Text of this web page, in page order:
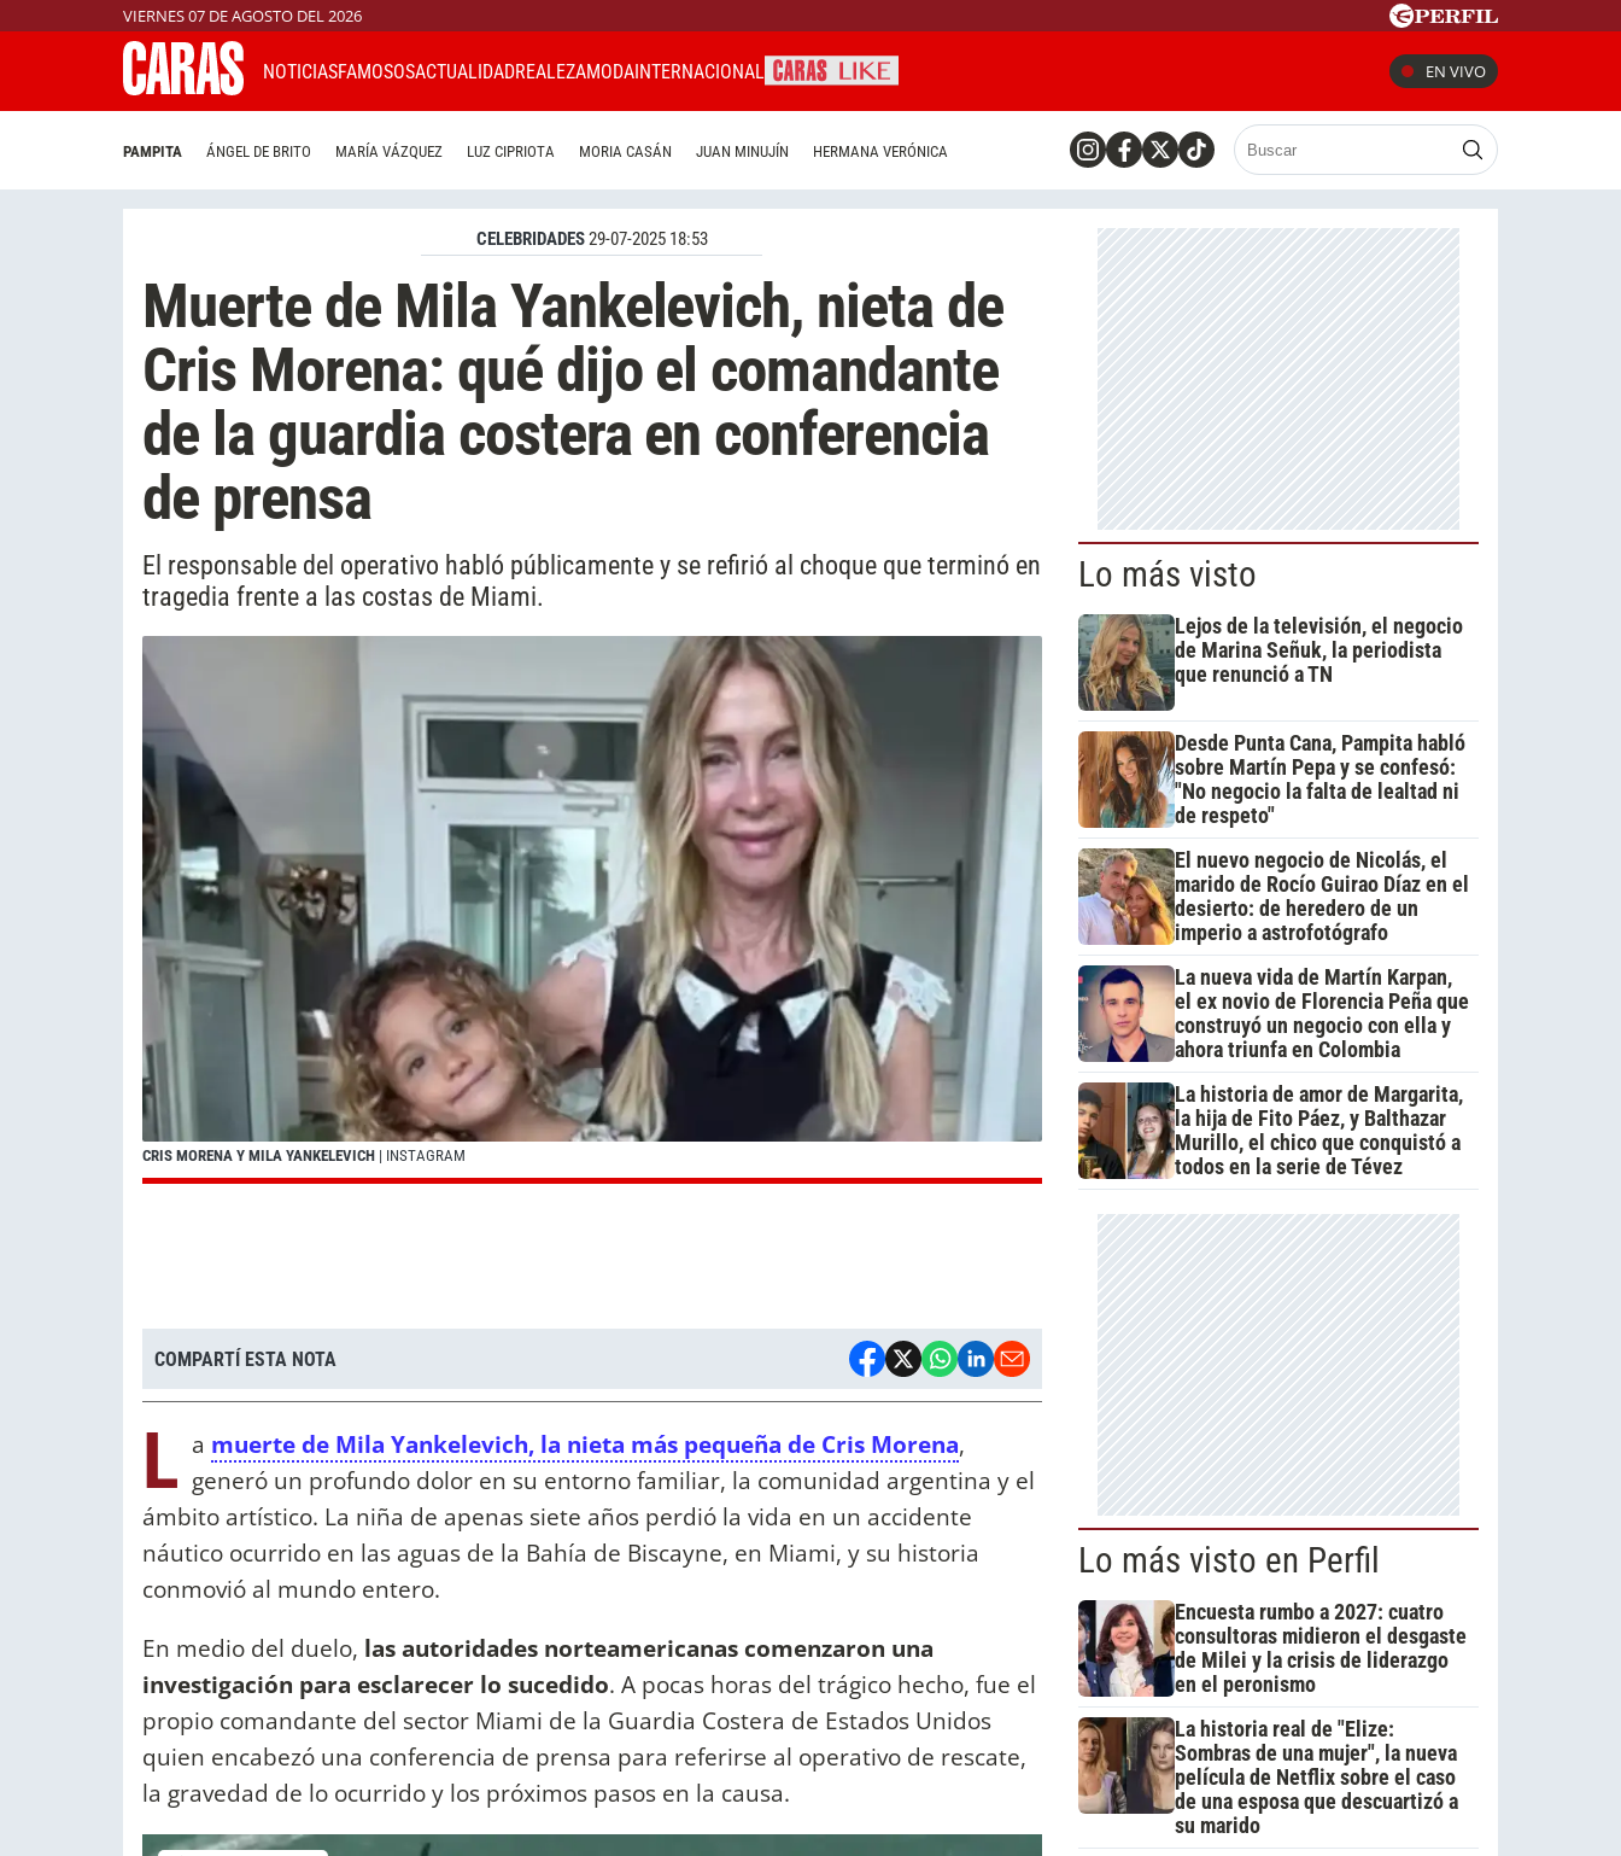
VIERNES 07 DE AGOSTO DEL 2026
NOTICIASFAMOSOSACTUALIDADREALEZAMODAINTERNACIONAL EN VIVO
PAMPITA ÁNGEL DE BRITO MARÍA VÁZQUEZ LUZ CIPRIOTA MORIA CASÁN JUAN MINUJÍN HERMANA VERÓNICA
CELEBRIDADES29-07-2025 18:53
Muerte de Mila Yankelevich, nieta de
Cris Morena: qué dijo el comandante
de la guardia costera en conferencia
de prensa
El responsable del operativo habló públicamente y se refirió al choque que terminó en
tragedia frente a las costas de Miami.
CRIS MORENA Y MILA YANKELEVICH | INSTAGRAM
COMPARTÍ ESTA NOTA
L a muerte de Mila Yankelevich, la nieta más pequeña de Cris Morena,
generó un profundo dolor en su entorno familiar, la comunidad argentina y el
ámbito artístico. La niña de apenas siete años perdió la vida en un accidente
náutico ocurrido en las aguas de la Bahía de Biscayne, en Miami, y su historia
conmovió al mundo entero.
En medio del duelo, las autoridades norteamericanas comenzaron una
investigación para esclarecer lo sucedido. A pocas horas del trágico hecho, fue el
propio comandante del sector Miami de la Guardia Costera de Estados Unidos
quien encabezó una conferencia de prensa para referirse al operativo de rescate,
la gravedad de lo ocurrido y los próximos pasos en la causa.
Lo más visto
Lejos de la televisión, el negocio
de Marina Señuk, la periodista
que renunció a TN
Desde Punta Cana, Pampita habló
sobre Martín Pepa y se confesó:
"No negocio la falta de lealtad ni
de respeto"
El nuevo negocio de Nicolás, el
marido de Rocío Guirao Díaz en el
desierto: de heredero de un
imperio a astrofotógrafo
La nueva vida de Martín Karpan,
el ex novio de Florencia Peña que
construyó un negocio con ella y
ahora triunfa en Colombia
La historia de amor de Margarita,
la hija de Fito Páez, y Balthazar
Murillo, el chico que conquistó a
todos en la serie de Tévez
Lo más visto en Perfil
Encuesta rumbo a 2027: cuatro
consultoras midieron el desgaste
de Milei y la crisis de liderazgo
en el peronismo
La historia real de "Elize:
Sombras de una mujer", la nueva
película de Netflix sobre el caso
de una esposa que descuartizó a
su marido